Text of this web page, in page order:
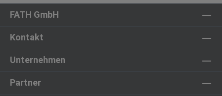
FATH GmbH
Kontakt
Unternehmen
Partner